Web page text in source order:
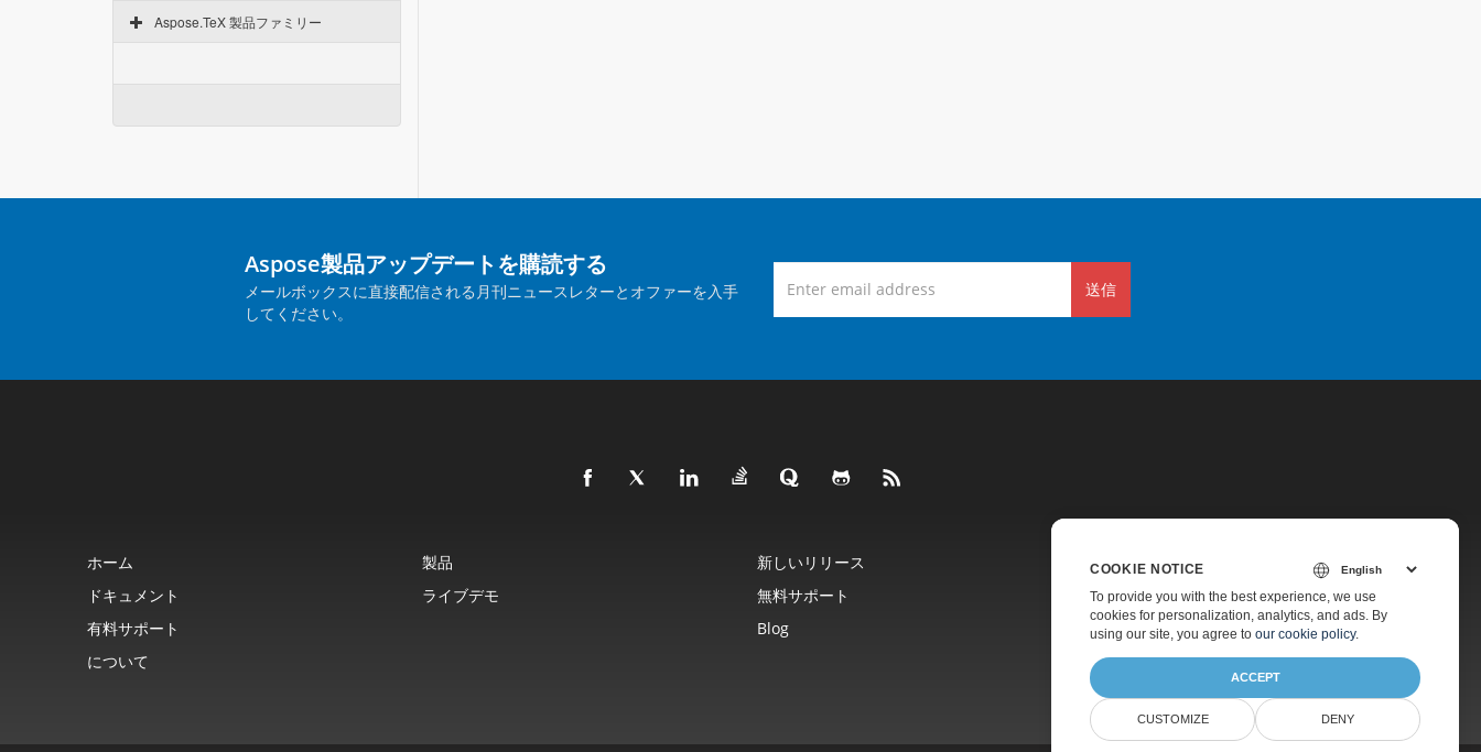
Aspose.TeX 製品ファミリー
Aspose製品アップデートを購読する
メールボックスに直接配信される月刊ニュースレターとオファーを入手
してください。
送信
ホーム 製品 新しいリリース
価格
ドキュメント
ライブデモ 無料サポート
無料コンサルティング
有料サポート
Blog
ウェブサイト
について
COOKIE NOTICE
To provide you with the best experience, we use
cookies for personalization, analytics, and ads. By
using our site, you agree to our cookie policy.
ACCEPT
CUSTOMIZE DENY